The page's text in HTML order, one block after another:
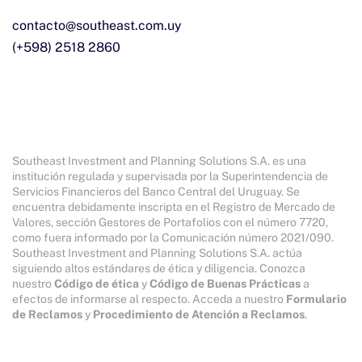
Contáctate
Es|En|Pt
(+598) 2518 2860
Southeast Investment and Planning Solutions S.A. es una
institución regulada y supervisada por la Superintendencia de
Servicios Financieros del Banco Central del Uruguay. Se
encuentra debidamente inscripta en el Registro de Mercado de
Valores, sección Gestores de Portafolios con el número 7720,
como fuera informado por la Comunicación número 2021/090.
Southeast Investment and Planning Solutions S.A. actúa
siguiendo altos estándares de ética y diligencia. Conozca
nuestroCódigo de ética yCódigo de Buenas Prácticas a
efectos de informarse al respecto. Acceda a nuestro Formulario
de Reclamosy Procedimiento de Atención a Reclamos.